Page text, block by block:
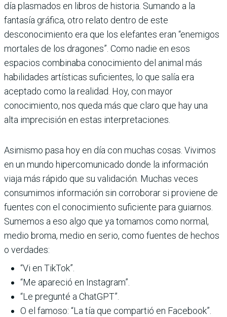
día plasmados en libros de historia. Sumando a la
fantasía gráfica, otro relato dentro de este
desconocimiento era que los elefantes eran “enemigos
mortales de los dragones”. Como nadie en esos
espacios combinaba conocimiento del animal más
habilidades artísticas suficientes, lo que salía era
aceptado como la realidad. Hoy, con mayor
conocimiento, nos queda más que claro que hay una
alta imprecisión en estas interpretaciones.
Asimismo pasa hoy en día con muchas cosas. Vivimos
en un mundo hipercomunicado donde la información
viaja más rápido que su validación. Muchas veces
consumimos información sin corroborar si proviene de
fuentes con el conocimiento suficiente para guiarnos.
Sumemos a eso algo que ya tomamos como normal,
medio broma, medio en serio, como fuentes de hechos
o verdades:
“Vi en TikTok”.
“Me apareció en Instagram”.
“Le pregunté a ChatGPT”.
O el famoso: “La tía que compartió en Facebook”.